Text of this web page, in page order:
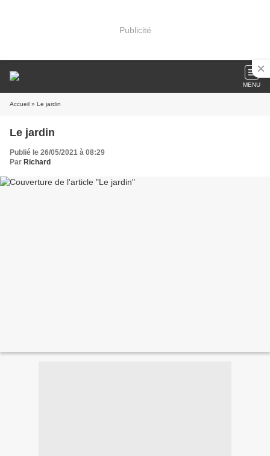
Publicité
MENU
Accueil » Le jardin
Le jardin
Publié le 26/05/2021 à 08:29
Par Richard